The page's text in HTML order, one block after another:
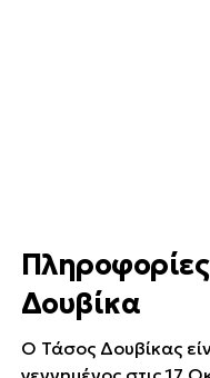
Δουβίκα
Ο Τάσος Δουβίκας